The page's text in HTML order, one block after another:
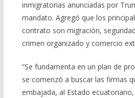
inmigratorias anunciadas por
mandato. Agregó que los
contrato son migración,
crimen organizado y comercio
“Se fundamenta en un plan de
se comenzó a buscar las firmas
embajada, al Estado